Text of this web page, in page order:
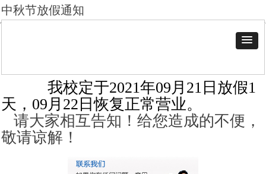
中秋节放假通知
我校定于2021年09月21日放假1
天，09月22日恢复正常营业。
请大家相互告知！给您造成的不便，
敬请谅解！